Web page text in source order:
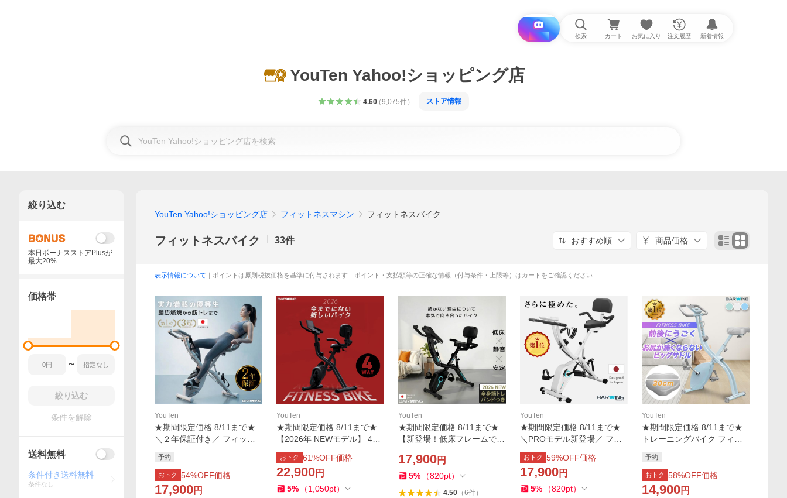
i と探す 検索 カート お気に入り 注文履歴 新着情報
YouTen Yahoo!ショッピング店
4.60（9,075件） ストア情報
YouTen Yahoo!ショッピング店 フィットネスマシン フィットネスバイク
フィットネスバイク 33件 おすすめ順 商品価格
表示情報について ｜ポイントは原則税抜価格を基準に付与されます｜ポイント・支払額等の正確な情報（付与条件・上限等）はカートをご確認ください
YouTen
★期間限定価格 8/11まで★
＼２年保証付き／ フィット
クス 16段階 ホイール 折りた
たみ スピンバイク
予約
おトク 54%OFF価格
17,900円
YouTen
★期間限定価格 8/11まで★
【2026年 NEWモデル】 4WA
Y フィットネスバイク トレ
ーニングバイク 連続使用 20
0分 スピンバイク ルームバイ
ク エアロ バイクビクス
おトク 61%OFF価格
22,900円
5% （1,050pt）
YouTen
★期間限定価格 8/11まで★
【新登場！低床フレームでス
バイク スピンバイク ルーム
バイク エアロ バイクビクス
17,900円
5% （820pt）
4.50（6件）
YouTen
★期間限定価格 8/11まで★
＼PROモデル新登場／ フィ
ットネスバイク スピンバイ
ク ルームバイク エアロ バイ
クビクス ダイエット器具 健
康器具
おトク 59%OFF価格
17,900円
5% （820pt）
YouTen
★期間限定価格 8/11まで★
トレーニングバイク フィッ
ルームバイク エアロ バイク
ビクス 高齢者 筋トレ
予約
おトク 58%OFF価格
14,900円
絞り込む
本日ボーナスストアPlusが
最大20%
価格帯
〜
絞り込む
条件を解除
送料無料
条件付き送料無料
条件なし